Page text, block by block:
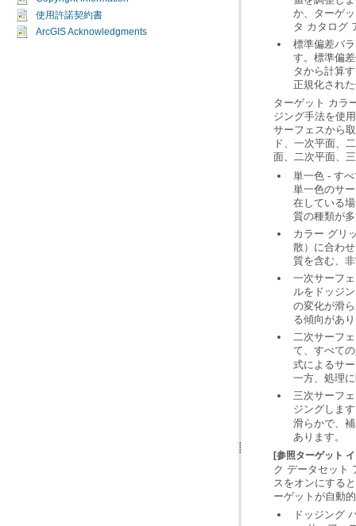
使用許諾契約書
ArcGIS Acknowledgments
タ カタログ
正規化され
面、二次平面、
質の種類が
質を含む、
ルをドッジ
る傾向があ
て、すべて
一方、処理
ジングしま
あります。
[参照ターゲット
ーゲットが自動